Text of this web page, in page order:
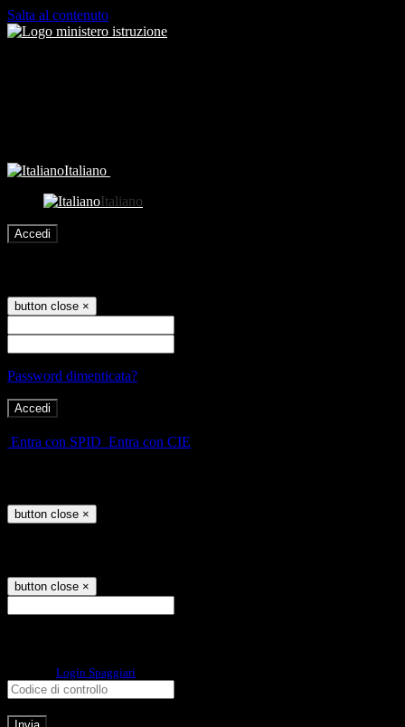
Salta al contenuto
Italiano
Italiano
Accedi
button close ×
Password dimenticata?
Entra con SPID Entra con CIE
button close ×
button close ×
Login Spaggiari